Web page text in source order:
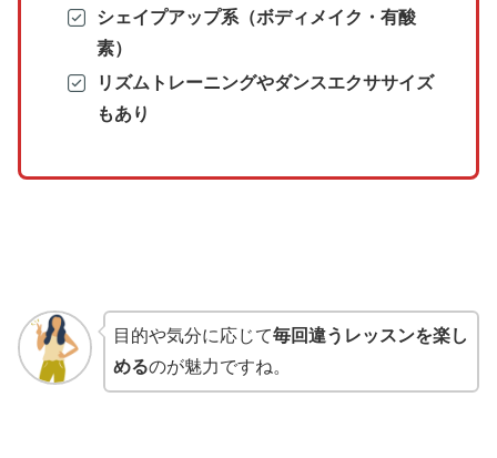
シェイプアップ系（ボディメイク・有酸
素）
リズムトレーニングやダンスエクササイズ
もあり
目的や気分に応じて毎回違うレッスンを楽し
めるのが魅力ですね。